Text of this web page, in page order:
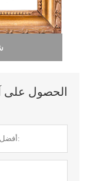
الحصول